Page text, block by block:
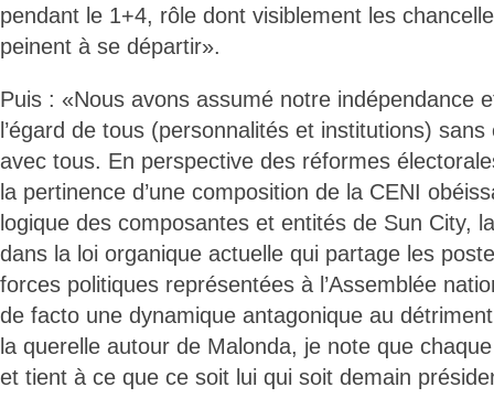
pendant le 1+4, rôle dont visiblement les
peinent à se départir».
Puis : «Nous avons assumé notre indépendance
l’égard de tous (personnalités et institutions)
avec tous. En perspective des réformes
la pertinence d’une composition de la CENI
logique des composantes et entités de Sun City,
dans la loi organique actuelle qui partage les
forces politiques représentées à l’Assemblée
de facto une dynamique antagonique au
la querelle autour de Malonda, je note que
et tient à ce que ce soit lui qui soit demain